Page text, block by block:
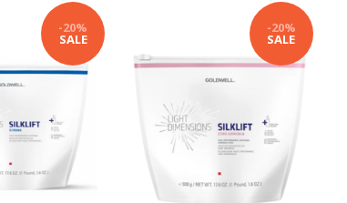
-20%
SALE
-20%
SALE